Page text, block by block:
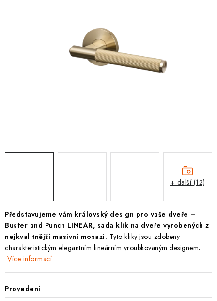
CYLINDRICKÉ VLOŽKY
VISACÍ ZÁMKY
ZÁMKY, PETLICE A ZÁVORY
SPECIÁLNÍ KOVÁNÍ
Představujeme vám královský design pro vaše dveře –
Buster and Punch LINEAR, sada klik na dveře vyrobených z
nejkvalitnější masivní mosazi. Tyto kliky jsou zdobeny
charakteristickým elegantním lineárním vroubkovaným designem.
Více informací
Provedení
+ další (12)